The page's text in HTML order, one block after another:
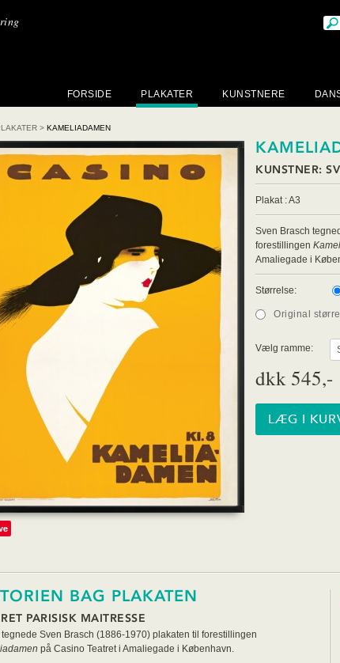
FORSIDE PLAKATER KUNSTNERE
> KAMELIADAMEN
KUNSTNER:
Plakat : A3
Sven Brasch
forestillingen
Amaliegade i
Størrelse:
Original
Vælg ramme:
dkk 545,-
BAG PLAKATEN
PARISISK MAITRESSE
tegnede Sven Brasch (1886-1970) plakaten til forestillingen
på Casino Teatret i Amaliegade i København.